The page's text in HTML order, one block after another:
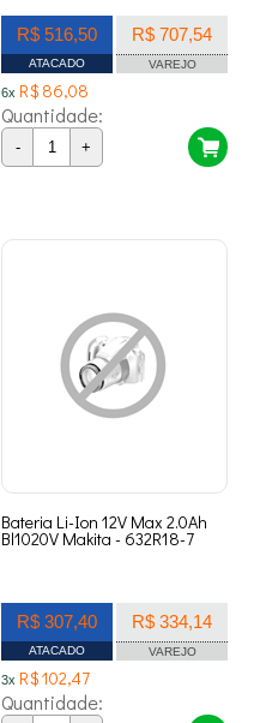
R$ 516,50
ATACADO
R$ 707,54
VAREJO
6x R$ 86,08
Quantidade:
- +
Bateria Li-Ion 12V Max 2.0Ah
Bl1020V Makita - 632R18-7
R$ 307,40
ATACADO
R$ 334,14
VAREJO
3x R$ 102,47
Quantidade: